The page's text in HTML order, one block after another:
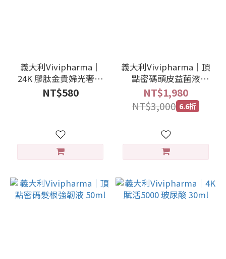
義大利Vivipharma｜
24K 膠肽金貴婦光奢養
霜 3ml
NT$580
義大利Vivipharma｜頂
點密碼頭皮益菌液
100ml
NT$1,980
NT$3,000 6.6折